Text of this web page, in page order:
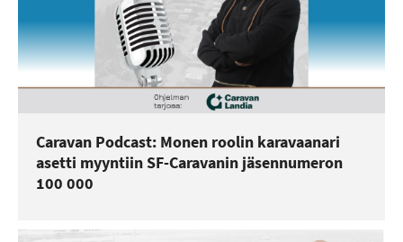
Caravan Podcast: Monen roolin karavaanari
asetti myyntiin SF-Caravanin jäsennumeron
100 000